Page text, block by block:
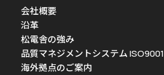
会社概要
沿革
松電舎の強み
品質マネジメントシステム ISO9001
海外拠点のご案内